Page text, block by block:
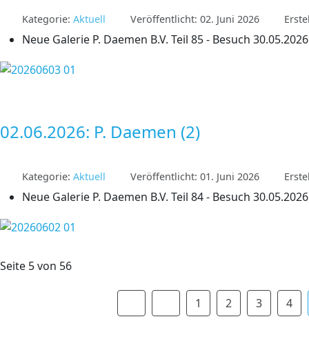
Kategorie: Aktuell Veröffentlicht: 02. Juni 2026
Neue Galerie P. Daemen B.V. Teil 85 - Besuch
02.06.2026: P. Daemen (2)
Kategorie: Aktuell Veröffentlicht: 01. Juni 2026
Neue Galerie P. Daemen B.V. Teil 84 - Besuch
Seite 5 von 56
1 2 3 4